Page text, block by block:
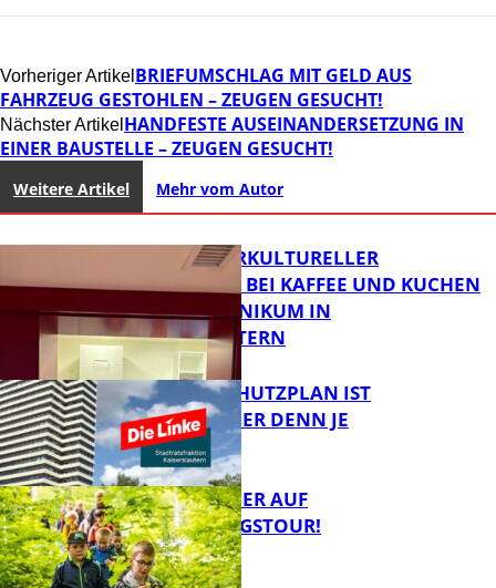
Vorheriger Artikel BRIEFUMSCHLAG MIT GELD AUS
FAHRZEUG GESTOHLEN – ZEUGEN GESUCHT!
Nächster Artikel HANDFESTE AUSEINANDERSETZUNG IN
EINER BAUSTELLE – ZEUGEN GESUCHT!
Weitere Artikel Mehr vom Autor
FB Gesundheit
NEUER INTERKULTURELLER
TREFFPUNKT BEI KAFFEE UND KUCHEN
IM PFALZKLINIKUM IN
KAISERSLAUTERN
FB News
EIN HITZESCHUTZPLAN IST
NOTWENDIGER DENN JE
MIT DEM JÄGER AUF
ENTDECKUNGSTOUR!